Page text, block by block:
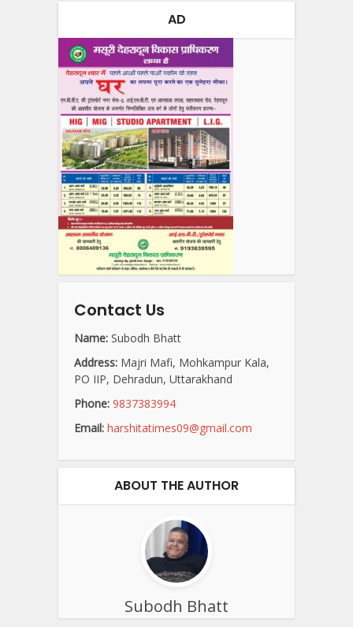
AD
Contact Us
Name: Subodh Bhatt
Address: Majri Mafi, Mohkampur Kala,
PO IIP, Dehradun, Uttarakhand
Phone: 9837383994
Email: harshitatimes09@gmail.com
ABOUT THE AUTHOR
Subodh Bhatt